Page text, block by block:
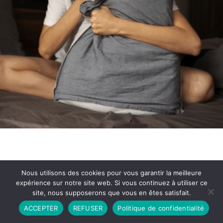
Partenariat Contact
Politique de Confidentialité
CGU
Copyright © 2026 - Propulsé par DIEUDUDIABLE
Nous utilisons des cookies pour vous garantir la meilleure
expérience sur notre site web. Si vous continuez à utiliser ce
site, nous supposerons que vous en êtes satisfait.
ACCEPTER
REFUSER Politique de confidentialité